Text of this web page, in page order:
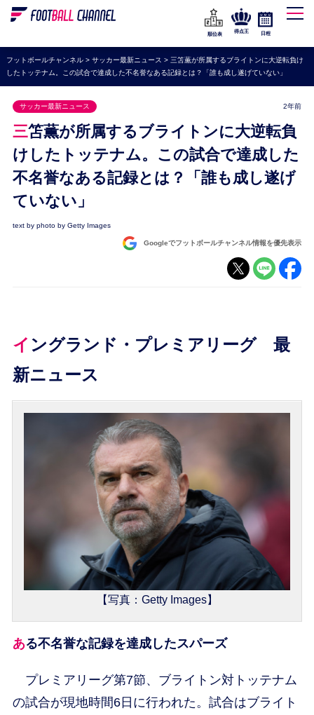
WEリーグ
海外サッカー
プレミアリーグ
ラ・リーガ
セリエA
ブンデスリーガ
UEFA
ナショナルチーム
高校サッカー
順位表
得点王 日程
フットボールチャンネル> サッカー最新ニュース > 三笘薫が所属するブライトンに大逆転負け
したトッテナム。この試合で達成した不名誉なある記録とは？「誰も成し遂げていない」
サッカー最新ニュース 2年前
三笘薫が所属するブライトンに大逆転負
けしたトッテナム。この試合で達成した
不名誉なある記録とは？「誰も成し遂げ
ていない」
text by photo by Getty Images
Googleでフットボールチャンネル情報を優先表示
イングランド・プレミアリーグ 最
新ニュース
【写真：Getty Images】
ある不名誉な記録を達成したスパーズ
プレミアリーグ第7節、ブライトン対トッテナム
の試合が現地時間6日に行われた。試合はブライト